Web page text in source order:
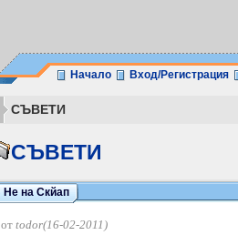
Начало Вход/Регистрация
СЪВЕТИ
СЪВЕТИ
Не на Скйап
от todor(16-02-2011)